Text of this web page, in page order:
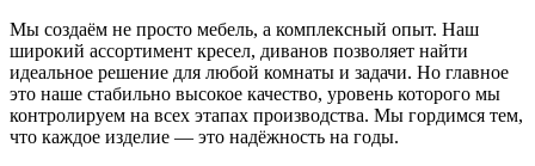
Мы создаём не просто мебель, а комплексный опыт. Наш
широкий ассортимент кресел, диванов позволяет найти
идеальное решение для любой комнаты и задачи. Но главное
это наше стабильно высокое качество, уровень которого мы
контролируем на всех этапах производства. Мы гордимся тем,
что каждое изделие — это надёжность на годы.